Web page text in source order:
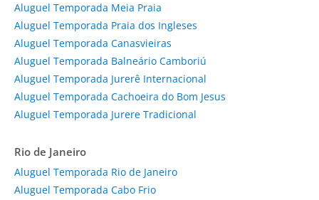
Aluguel Temporada Meia Praia
Aluguel Temporada Praia dos Ingleses
Aluguel Temporada Canasvieiras
Aluguel Temporada Balneário Camboriú
Aluguel Temporada Jurerê Internacional
Aluguel Temporada Cachoeira do Bom Jesus
Aluguel Temporada Jurere Tradicional
Rio de Janeiro
Aluguel Temporada Rio de Janeiro
Aluguel Temporada Cabo Frio